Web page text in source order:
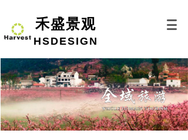
禾盛景观
HSDESIGN